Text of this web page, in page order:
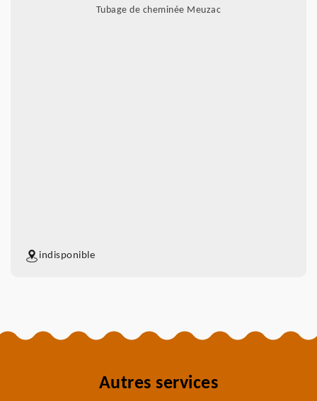
Tubage de cheminée Meuzac
indisponible
Autres services